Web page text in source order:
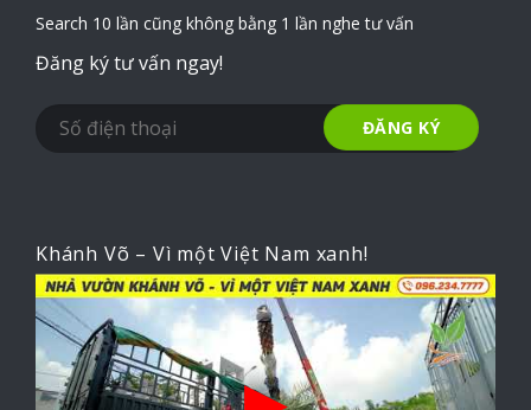
Search 10 lần cũng không bằng 1 lần nghe tư vấn
Đăng ký tư vấn ngay!
Khánh Võ – Vì một Việt Nam xanh!